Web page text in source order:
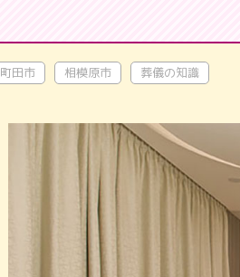
町田市 相模原市
葬儀の知識